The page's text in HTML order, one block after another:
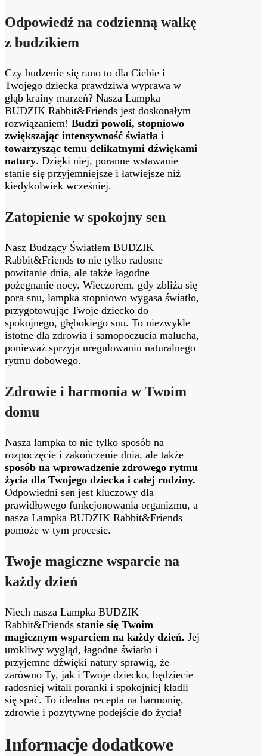
Odpowiedź na codzienną walkę
z budzikiem
Czy budzenie się rano to dla Ciebie i
Twojego dziecka prawdziwa wyprawa w
głąb krainy marzeń? Nasza Lampka
BUDZIK Rabbit&Friends jest doskonałym
rozwiązaniem! Budzi powoli, stopniowo
zwiększając intensywność światła i
towarzysząc temu delikatnymi dźwiękami
natury. Dzięki niej, poranne wstawanie
stanie się przyjemniejsze i łatwiejsze niż
kiedykolwiek wcześniej.
Zatopienie w spokojny sen
Nasz Budzący Światłem BUDZIK
Rabbit&Friends to nie tylko radosne
powitanie dnia, ale także łagodne
pożegnanie nocy. Wieczorem, gdy zbliża się
pora snu, lampka stopniowo wygasa światło,
przygotowując Twoje dziecko do
spokojnego, głębokiego snu. To niezwykle
istotne dla zdrowia i samopoczucia malucha,
ponieważ sprzyja uregulowaniu naturalnego
rytmu dobowego.
Zdrowie i harmonia w Twoim
domu
Nasza lampka to nie tylko sposób na
rozpoczęcie i zakończenie dnia, ale także
sposób na wprowadzenie zdrowego rytmu
życia dla Twojego dziecka i całej rodziny.
Odpowiedni sen jest kluczowy dla
prawidłowego funkcjonowania organizmu, a
nasza Lampka BUDZIK Rabbit&Friends
pomoże w tym procesie.
Twoje magiczne wsparcie na
każdy dzień
Niech nasza Lampka BUDZIK
Rabbit&Friends stanie się Twoim
magicznym wsparciem na każdy dzień. Jej
urokliwy wygląd, łagodne światło i
przyjemne dźwięki natury sprawią, że
zarówno Ty, jak i Twoje dziecko, będziecie
radosniej witali poranki i spokojniej kładli
się spać. To idealna recepta na harmonię,
zdrowie i pozytywne podejście do życia!
Informacje dodatkowe